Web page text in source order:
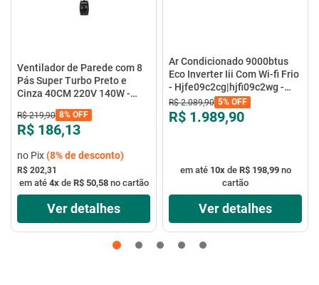
Ventilador de Parede com 8
Pás Super Turbo Preto e
Cinza 40CM 220V 140W -
R$ 219,90 8% OFF
R$ 186,13
no Pix(8%de desconto)
R$ 202,31
em até 4xde R$ 50,58no cartão
Ver detalhes
Ar Condicionado 9000btus
Eco Inverter Iii Com Wi-fi Frio
- Hjfe09c2cg|hjfi09c2wg -
Elgin
R$ 2.089,90 5% OFF
R$ 1.989,90
em até 10xde R$ 198,99no
cartão
Ver detalhes